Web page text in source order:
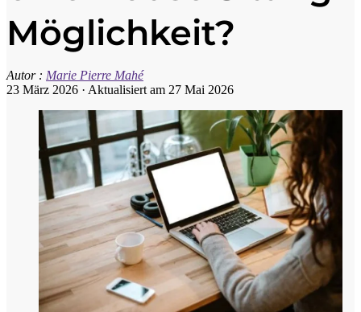
Möglichkeit?
Autor : Marie Pierre Mahé
23 März 2026 · Aktualisiert am 27 Mai 2026